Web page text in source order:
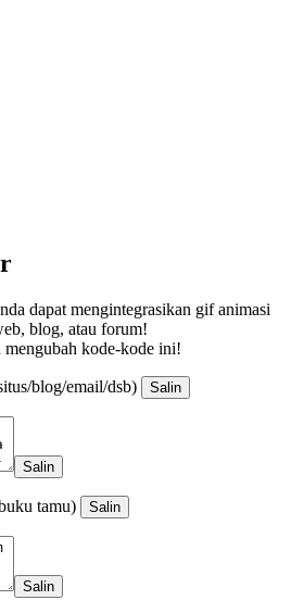
dapat mengintegrasikan gif animasi
blog, atau forum!
mengubah kode-kode ini!
blog/email/dsb) Salin
Salin
tamu) Salin
Salin